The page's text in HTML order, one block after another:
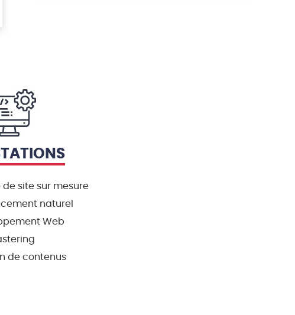
de site sur mesure
naturel
Web
de contenus